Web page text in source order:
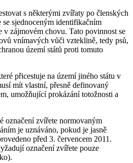
s některými zvířaty po členských
se sjednoceným identifikačním
v zájmovém chovu. Tato povinnost se
vnímavých vůči vzteklině, tedy psů,
území států proti tomuto
přicestuje na území jiného státu v
mít vlastní, přesně definovaný
umožňující prokázání totožnosti a
označení zvířete normovaným
je uznáváno, pokud je jasně
před 3. červencem 2011.
označení zvířete pouze